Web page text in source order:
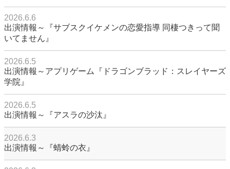
2026.6.6
出演情報～『サブスクイケメンの恋愛指導 同棲つきって聞
いてません』
2026.6.5
出演情報～アプリゲーム『ドラゴンブラッド：スレイヤーズ
学院』
2026.6.5
出演情報～『アスラの沙汰』
2026.6.3
出演情報～『蜻蛉の衣』